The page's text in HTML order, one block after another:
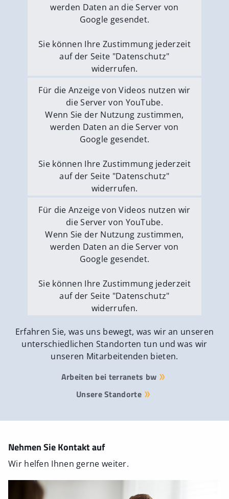
werden Daten an die Server von
Google gesendet.
Sie können Ihre Zustimmung jederzeit
auf der Seite "Datenschutz"
widerrufen.
Externe Medien erlauben
Für die Anzeige von Videos nutzen wir
die Server von YouTube.
Wenn Sie der Nutzung zustimmen,
werden Daten an die Server von
Google gesendet.
Sie können Ihre Zustimmung jederzeit
auf der Seite "Datenschutz"
widerrufen.
Externe Medien erlauben
Für die Anzeige von Videos nutzen wir
die Server von YouTube.
Wenn Sie der Nutzung zustimmen,
werden Daten an die Server von
Google gesendet.
Sie können Ihre Zustimmung jederzeit
auf der Seite "Datenschutz"
widerrufen.
Externe Medien erlauben
Erfahren Sie, was uns bewegt, was wir an unseren
unterschiedlichen Standorten tun und was wir
unseren Mitarbeitenden bieten.
Arbeiten bei terranets bw
Unsere Standorte
Nehmen Sie Kontakt auf
Wir helfen Ihnen gerne weiter.